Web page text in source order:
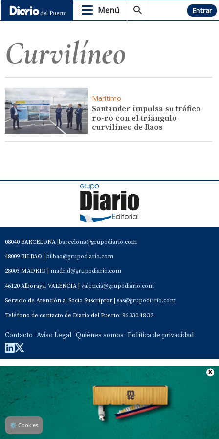
Menú Hemeroteca Entrar
Curvilíneo
Marítimo
Santander impulsa su tráfico
ro-ro con el triángulo
curvilíneo de Raos
08040 BARCELONA | barcelona@grupodiario.com
48009 BILBAO | bilbao@grupodiario.com
28003 MADRID | madrid@grupodiario.com
46120 Alboraya. VALENCIA | valencia@grupodiario.com
Servicio de Atención al Socio Suscriptor | sas@grupodiario.com
Teléfono de contacto de Diario del Puerto: 96 330 18 32
Contacto Aviso Legal Quiénes somos Política de privacidad
⚙ Cookies